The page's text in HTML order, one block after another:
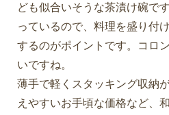
ども似合いそうな茶漬け碗で
っているので、料理を盛り付
するのがポイントです。コロ
いですね。
薄手で軽くスタッキング収納
えやすいお手頃な価格など、